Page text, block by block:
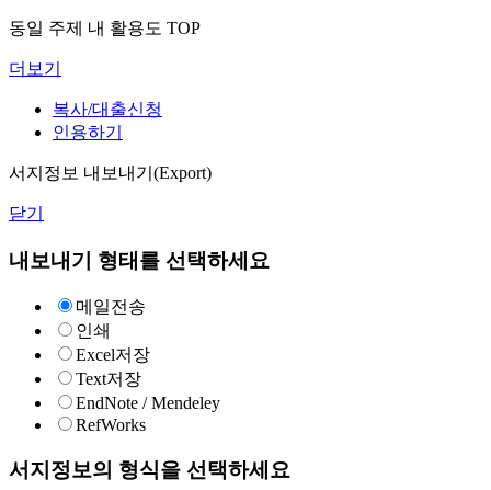
동일 주제 내 활용도 TOP
더보기
복사/대출신청
인용하기
서지정보 내보내기(Export)
닫기
내보내기 형태를 선택하세요
메일전송
인쇄
Excel저장
Text저장
EndNote / Mendeley
RefWorks
서지정보의 형식을 선택하세요